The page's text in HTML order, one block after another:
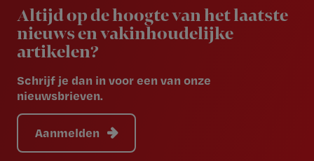
Altijd op de hoogte van het laatste
nieuws en vakinhoudelijke
artikelen?
Schrijf je dan in voor een van onze
nieuwsbrieven.
Aanmelden